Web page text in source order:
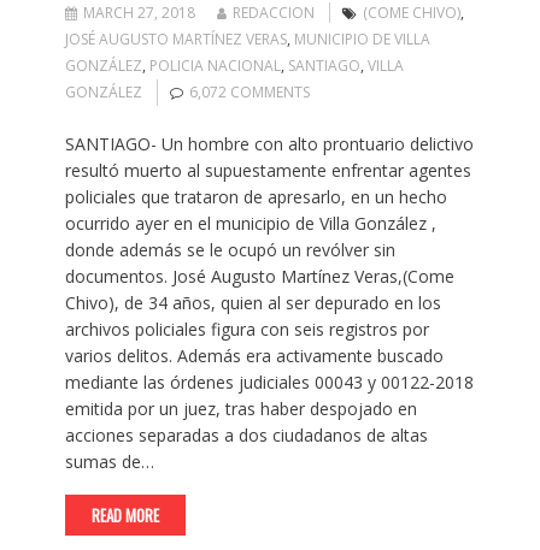
MARCH 27, 2018 REDACCION (COME CHIVO),
JOSÉ AUGUSTO MARTÍNEZ VERAS, MUNICIPIO DE VILLA
GONZÁLEZ, POLICIA NACIONAL, SANTIAGO, VILLA
GONZÁLEZ
6,072 COMMENTS
SANTIAGO- Un hombre con alto prontuario delictivo
resultó muerto al supuestamente enfrentar agentes
policiales que trataron de apresarlo, en un hecho
ocurrido ayer en el municipio de Villa González ,
donde además se le ocupó un revólver sin
documentos. José Augusto Martínez Veras,(Come
Chivo), de 34 años, quien al ser depurado en los
archivos policiales figura con seis registros por
varios delitos. Además era activamente buscado
mediante las órdenes judiciales 00043 y 00122-2018
emitida por un juez, tras haber despojado en
acciones separadas a dos ciudadanos de altas
sumas de…
READ MORE